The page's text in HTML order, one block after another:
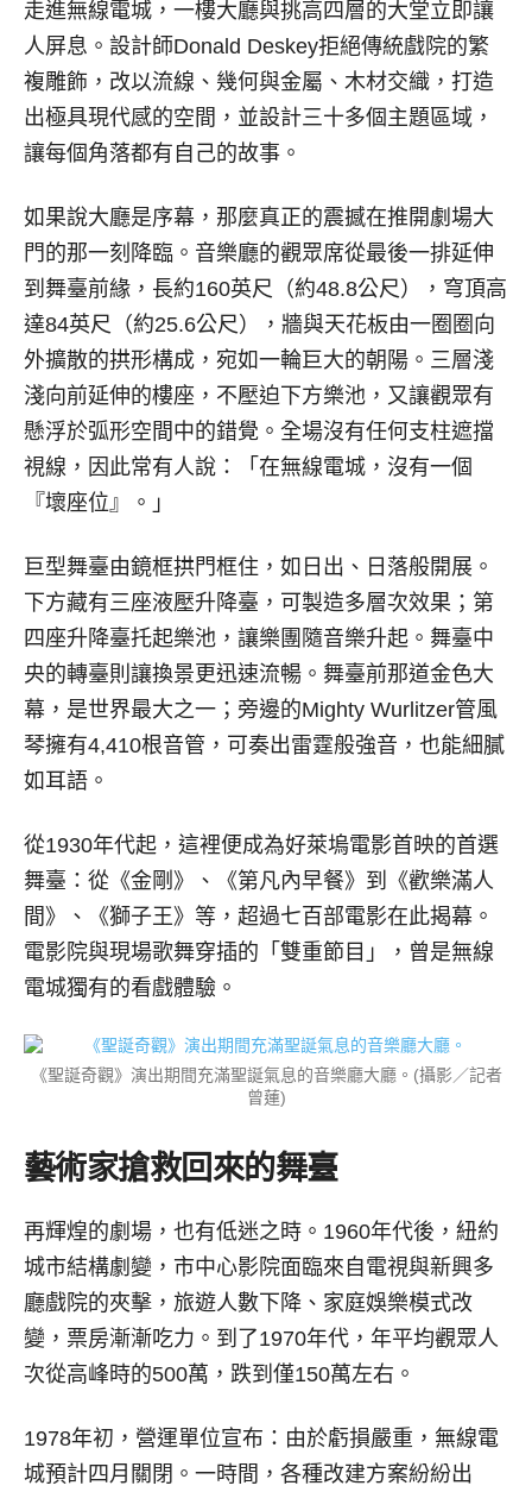
走進無線電城，一樓大廳與挑高四層的大堂立即讓
人屏息。設計師Donald Deskey拒絕傳統戲院的繁
複雕飾，改以流線、幾何與金屬、木材交織，打造
出極具現代感的空間，並設計三十多個主題區域，
讓每個角落都有自己的故事。
如果說大廳是序幕，那麼真正的震撼在推開劇場大
門的那一刻降臨。音樂廳的觀眾席從最後一排延伸
到舞臺前緣，長約160英尺（約48.8公尺），穹頂高
達84英尺（約25.6公尺），牆與天花板由一圈圈向
外擴散的拱形構成，宛如一輪巨大的朝陽。三層淺
淺向前延伸的樓座，不壓迫下方樂池，又讓觀眾有
懸浮於弧形空間中的錯覺。全場沒有任何支柱遮擋
視線，因此常有人說：「在無線電城，沒有一個
『壞座位』。」
巨型舞臺由鏡框拱門框住，如日出、日落般開展。
下方藏有三座液壓升降臺，可製造多層次效果；第
四座升降臺托起樂池，讓樂團隨音樂升起。舞臺中
央的轉臺則讓換景更迅速流暢。舞臺前那道金色大
幕，是世界最大之一；旁邊的Mighty Wurlitzer管風
琴擁有4,410根音管，可奏出雷霆般強音，也能細膩
如耳語。
從1930年代起，這裡便成為好萊塢電影首映的首選
舞臺：從《金剛》、《第凡內早餐》到《歡樂滿人
間》、《獅子王》等，超過七百部電影在此揭幕。
電影院與現場歌舞穿插的「雙重節目」，曾是無線
電城獨有的看戲體驗。
《聖誕奇觀》演出期間充滿聖誕氣息的音樂廳大廳。(攝影／記者
曾蓮)
藝術家搶救回來的舞臺
再輝煌的劇場，也有低迷之時。1960年代後，紐約
城市結構劇變，市中心影院面臨來自電視與新興多
廳戲院的夾擊，旅遊人數下降、家庭娛樂模式改
變，票房漸漸吃力。到了1970年代，年平均觀眾人
次從高峰時的500萬，跌到僅150萬左右。
1978年初，營運單位宣布：由於虧損嚴重，無線電
城預計四月關閉。一時間，各種改建方案紛紛出